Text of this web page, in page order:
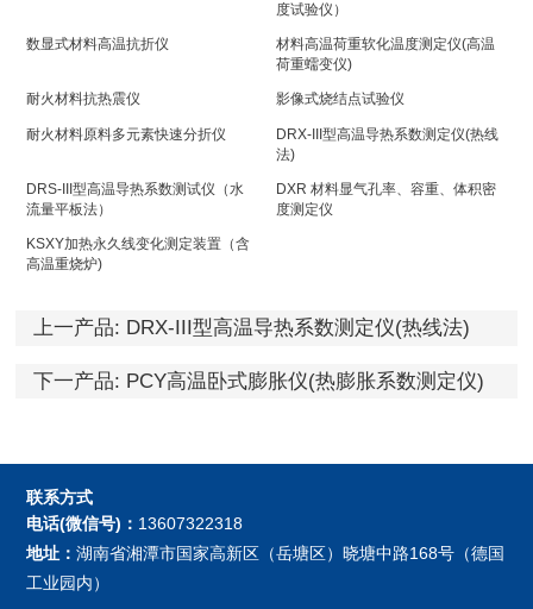
度试验仪）
数显式材料高温抗折仪
材料高温荷重软化温度测定仪(高温
荷重蠕变仪)
耐火材料抗热震仪 影像式烧结点试验仪
耐火材料原料多元素快速分折仪
DRX-III型高温导热系数测定仪(热线
法)
DRS-III型高温导热系数测试仪（水
流量平板法）
DXR 材料显气孔率、容重、体积密
度测定仪
KSXY加热永久线变化测定装置（含
高温重烧炉)
上一产品: DRX-III型高温导热系数测定仪(热线法)
下一产品: PCY高温卧式膨胀仪(热膨胀系数测定仪)
联系方式
电话(微信号)： 13607322318
地址：湖南省湘潭市国家高新区（岳塘区）晓塘中路168号（德国
工业园内）